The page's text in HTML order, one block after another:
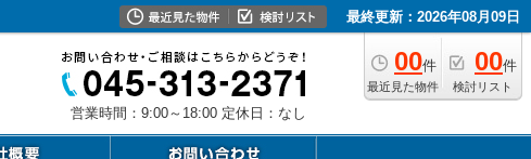
最終更新：2026年08月09日
00件
最近見た物件
00件
検討リスト
営業時間：9:00～18:00 定休日：なし